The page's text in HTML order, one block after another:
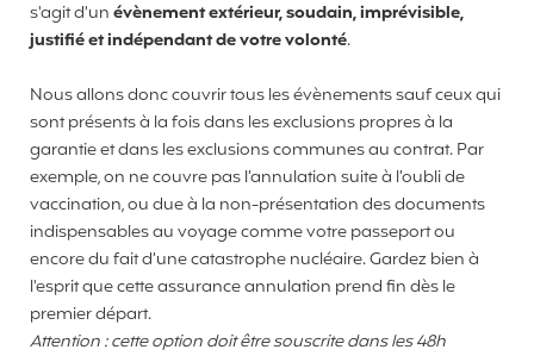
s'agit d'unévènement extérieur, soudain, imprévisible,
justifié et indépendant de votre volonté.
Nous allons donc couvrir tous les évènements sauf ceux qui
sont présents à la fois dans les exclusions propres à la
garantie et dans les exclusions communes au contrat. Par
exemple, on ne couvre pas l’annulation suite à l’oubli de
vaccination, ou due à la non-présentation des documents
indispensables au voyage comme votre passeport ou
encore du fait d’une catastrophe nucléaire. Gardez bien à
l'esprit que cette assurance annulation prend fin dès le
premier départ.
Attention : cette option doit être souscrite dans les 48h